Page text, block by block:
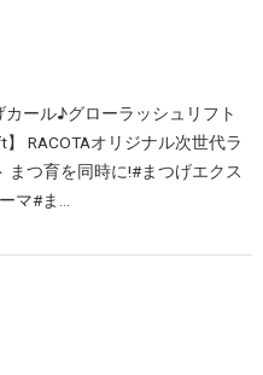
カール♪グローラッシュリフト
】 RACOTAオリジナル次世代ラ
まつ育を同時に!#まつげエクス
マ#ま…